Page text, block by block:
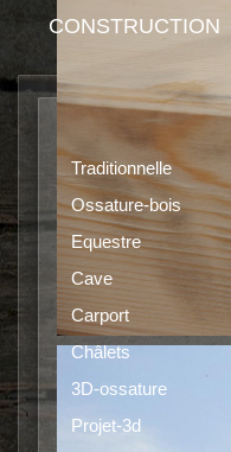
CONSTRUCTION
Traditionnelle
Ossature-bois
Equestre
Cave
Carport
Châlets
3D-ossature
Projet-3d